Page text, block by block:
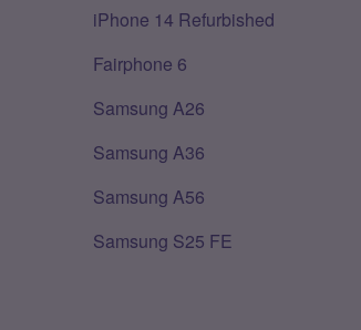
iPhone 14 Refurbished
Fairphone 6
Samsung A26
Samsung A36
Samsung A56
Samsung S25 FE